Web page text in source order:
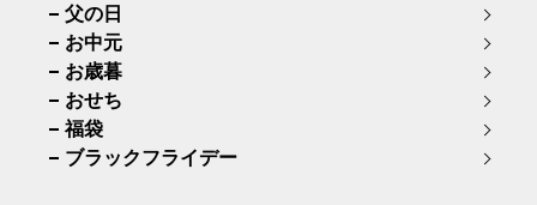
父の日
お中元
お歳暮
おせち
福袋
ブラックフライデー